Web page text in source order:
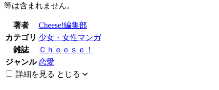
等は含まれません。
著者
Cheese!編集部
カテゴリ 少女・女性マンガ
雑誌
Ｃｈｅｅｓｅ！
ジャンル 恋愛
詳細を見る とじる